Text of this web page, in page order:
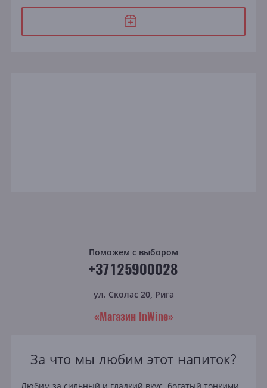
Поможем с выбором
+37125900028
ул. Сколас 20, Рига
«Магазин InWine»
За что мы любим этот напиток?